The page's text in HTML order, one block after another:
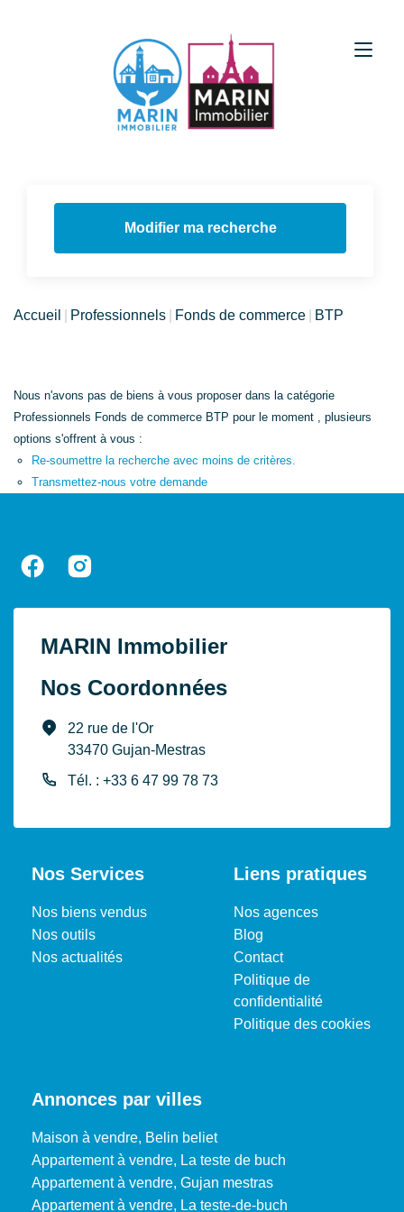
Modifier ma recherche
Accueil Professionnels Fonds de commerce BTP
Nous n'avons pas de biens à vous proposer dans la catégorie
Professionnels Fonds de commerce BTP pour le moment , plusieurs
options s'offrent à vous :
Re-soumettre la recherche avec moins de critères.
Transmettez-nous votre demande
MARIN Immobilier
Nos Coordonnées
22 rue de l'Or
33470 Gujan-Mestras
Tél. : +33 6 47 99 78 73
Nos Services
Nos biens vendus
Nos outils
Nos actualités
Liens pratiques
Nos agences
Blog
Contact
Politique de
confidentialité
Politique des cookies
Annonces par villes
Maison à vendre, Belin beliet
Appartement à vendre, La teste de buch
Appartement à vendre, Gujan mestras
Appartement à vendre, La teste-de-buch